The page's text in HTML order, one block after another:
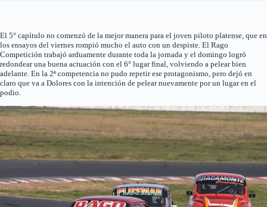
El 5° capítulo no comenzó de la mejor manera para el joven piloto platense, que en
los ensayos del viernes rompió mucho el auto con un despiste. El Rago
Competición trabajó arduamente durante toda la jornada y el domingo logró
redondear una buena actuación con el 6° lugar final, volviendo a pelear bien
adelante. En la 2ª competencia no pudo repetir ese protagonismo, pero dejó en
claro que va a Dolores con la intención de pelear nuevamente por un lugar en el
podio.